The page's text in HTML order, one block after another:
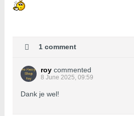
1 comment
roy commented
8 June 2025, 09:59
Dank je wel!